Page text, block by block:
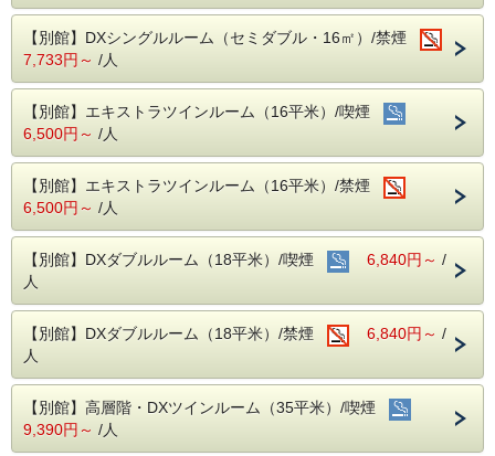
【自社サイト限定！チェックアウト１２：００まで無料】
１０：００～１２：００の間にチェックアウトをご希望の方
は、事前にご連絡を頂きますようお願いいたします。（場合
○和食処「きくすい」全席掘りごたつ式
夜・17:00〜21:00（ラストオーダー20:00）
☆宿泊者特典：ご夕食が10％割引！（一部メニューを除
く）
・昼食 11:30〜15:00、ラストオーダー14:00
内容：洋食
※昼食は月曜定休日、他臨時休業あり
【別館】DXシングルルーム（セミダブル・16㎡）/禁煙
7,733円～ /人
【別館】エキストラツインルーム（16平米）/喫煙
6,500円～ /人
【別館】エキストラツインルーム（16平米）/禁煙
6,500円～ /人
【別館】DXダブルルーム（18平米）/喫煙 6,840円～ /
人
【別館】DXダブルルーム（18平米）/禁煙 6,840円～ /
人
【別館】高層階・DXツインルーム（35平米）/喫煙
9,390円～ /人